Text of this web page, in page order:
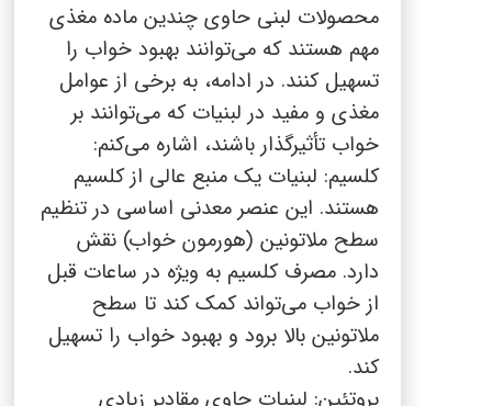
محصولات لبنی حاوی چندین ماده مغذی
مهم هستند که می‌توانند بهبود خواب را
تسهیل کنند. در ادامه، به برخی از عوامل
مغذی و مفید در لبنیات که می‌توانند بر
خواب تأثیرگذار باشند، اشاره می‌کنم:
کلسیم: لبنیات یک منبع عالی از کلسیم
هستند. این عنصر معدنی اساسی در تنظیم
سطح ملاتونین (هورمون خواب) نقش
دارد. مصرف کلسیم به ویژه در ساعات قبل
از خواب می‌تواند کمک کند تا سطح
ملاتونین بالا برود و بهبود خواب را تسهیل
کند.